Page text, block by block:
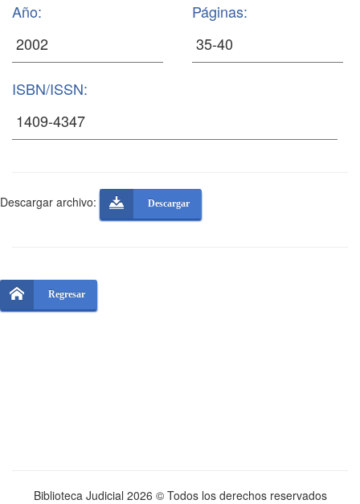
Año: Páginas:
ISBN/ISSN:
Descargar archivo: Descargar
Regresar
Biblioteca Judicial 2026 © Todos los derechos reservados